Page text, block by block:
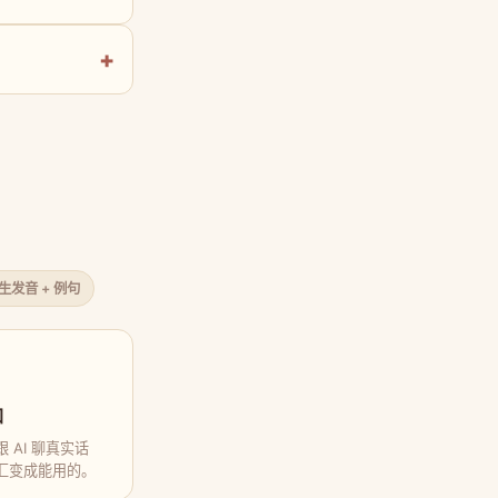
发音 + 例句
AI 聊真实话
成能用的。